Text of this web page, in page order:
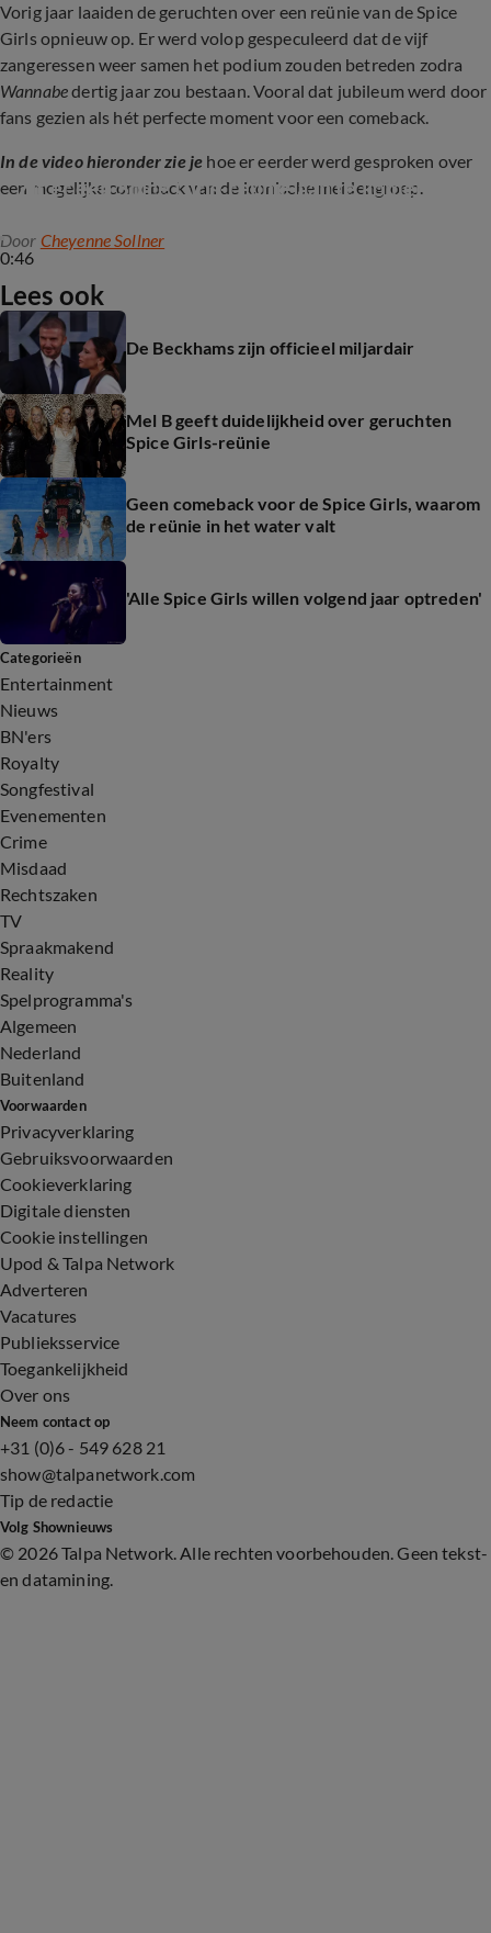
Vorig jaar laaiden de geruchten over een reünie van de Spice
Girls opnieuw op. Er werd volop gespeculeerd dat de vijf
zangeressen weer samen het podium zouden betreden zodra
Wannabedertig jaar zou bestaan. Vooral dat jubileum werd door
fans gezien als hét perfecte moment voor een comeback.
In de video hieronder zie je hoe er eerder werd gesproken over
een mogelijke comeback van de iconische meidengroep.
0:46
Zit er een Spice Girls-reünie aan te komen?
Door Cheyenne Sollner
Lees ook
De Beckhams zijn officieel miljardair
Mel B geeft duidelijkheid over geruchten
Spice Girls-reünie
Geen comeback voor de Spice Girls, waarom
de reünie in het water valt
'Alle Spice Girls willen volgend jaar optreden'
Categorieën
Entertainment
Nieuws
BN'ers
Royalty
Songfestival
Evenementen
Crime
Misdaad
Rechtszaken
TV
Spraakmakend
Reality
Spelprogramma's
Algemeen
Nederland
Buitenland
Voorwaarden
Privacyverklaring
Gebruiksvoorwaarden
Cookieverklaring
Digitale diensten
Cookie instellingen
Upod & Talpa Network
Adverteren
Vacatures
Publieksservice
Toegankelijkheid
Over ons
Neem contact op
+31 (0)6 - 549 628 21
show@talpanetwork.com
Tip de redactie
Volg Shownieuws
© 2026 Talpa Network. Alle rechten voorbehouden. Geen tekst-
en datamining.